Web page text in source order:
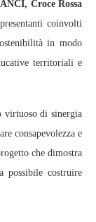
ANCI, Croce Rossa
coinvolti
in modo
territoriali e
virtuoso di sinergia
consapevolezza e
che dimostra
possibile costruire